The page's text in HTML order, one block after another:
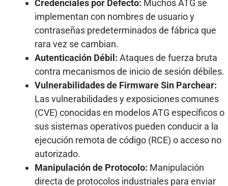
Credenciales por Defecto: Muchos ATG se
implementan con nombres de usuario y
contraseñas predeterminados de fábrica que
rara vez se cambian.
Autenticación Débil: Ataques de fuerza bruta
contra mecanismos de inicio de sesión débiles.
Vulnerabilidades de Firmware Sin Parchear:
Las vulnerabilidades y exposiciones comunes
(CVE) conocidas en modelos ATG específicos o
sus sistemas operativos pueden conducir a la
ejecución remota de código (RCE) o acceso no
autorizado.
Manipulación de Protocolo: Manipulación
directa de protocolos industriales para enviar